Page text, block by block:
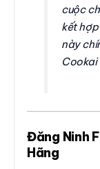
cuộc
kết
này
Đăng Ninh
Hãng